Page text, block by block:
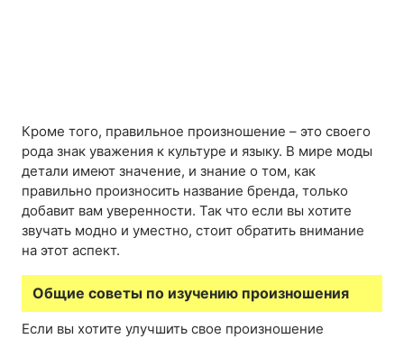
Кроме того, правильное произношение – это своего
рода знак уважения к культуре и языку. В мире моды
детали имеют значение, и знание о том, как
правильно произносить название бренда, только
добавит вам уверенности. Так что если вы хотите
звучать модно и уместно, стоит обратить внимание
на этот аспект.
Общие советы по изучению произношения
Если вы хотите улучшить свое произношение